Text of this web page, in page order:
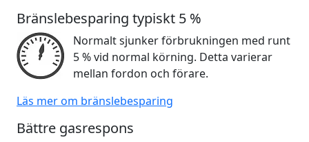
Bränslebesparing typiskt 5 %
Normalt sjunker förbrukningen med runt
5 % vid normal körning. Detta varierar
mellan fordon och förare.
Läs mer om bränslebesparing
Bättre gasrespons